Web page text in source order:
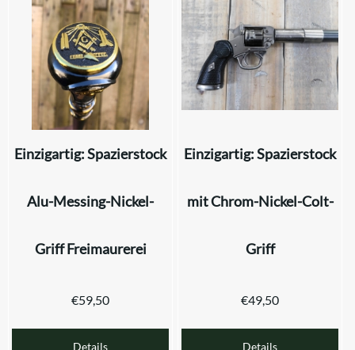
Einzigartig: Spazierstock
Alu-Messing-Nickel-
Griff Freimaurerei
€59,50
Details
Einzigartig: Spazierstock
mit Chrom-Nickel-Colt-
Griff
€49,50
Details